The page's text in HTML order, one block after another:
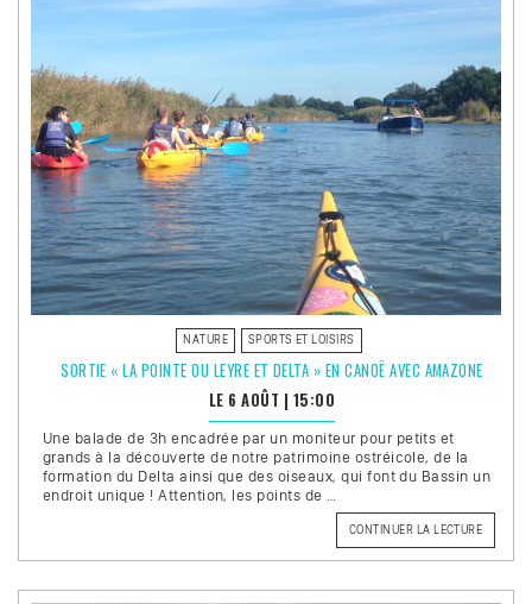
NATURE SPORTS ET LOISIRS
SORTIE « LA POINTE OU LEYRE ET DELTA » EN CANOË AVEC AMAZONE
LE 6 AOÛT | 15:00
Une balade de 3h encadrée par un moniteur pour petits et
grands à la découverte de notre patrimoine ostréicole, de la
formation du Delta ainsi que des oiseaux, qui font du Bassin un
endroit unique ! Attention, les points de …
CONTINUER LA LECTUREDE
« SORTIE
« LA
OU
LEYRE